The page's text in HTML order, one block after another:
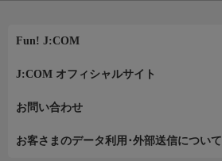
Fun! J:COM
J:COM オフィシャルサイト
お問い合わせ
お客さまのデータ利用･外部送信について